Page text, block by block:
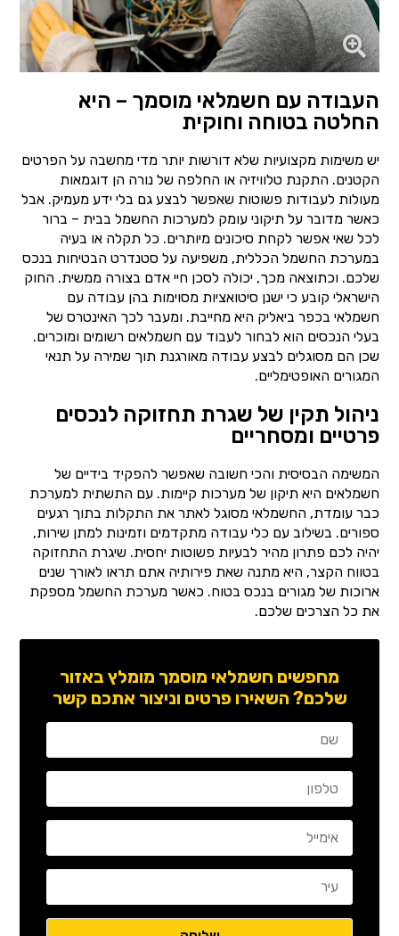
העבודה עם חשמלאי מוסמך – היא
החלטה בטוחה וחוקית
יש משימות מקצועיות שלא דורשות יותר מדי מחשבה על הפרטים
הקטנים. התקנת טלוויזיה או החלפה של נורה הן דוגמאות
מעולות לעבודות פשוטות שאפשר לבצע גם בלי ידע מעמיק. אבל
כאשר מדובר על תיקוני עומק למערכות החשמל בבית – ברור
לכל שאי אפשר לקחת סיכונים מיותרים. כל תקלה או בעיה
במערכת החשמל הכללית, משפיעה על סטנדרט הבטיחות בנכס
שלכם. וכתוצאה מכך, יכולה לסכן חיי אדם בצורה ממשית. החוק
הישראלי קובע כי ישנן סיטואציות מסוימות בהן עבודה עם
חשמלאי בכפר ביאליק היא מחייבת. ומעבר לכך האינטרס של
בעלי הנכסים הוא לבחור לעבוד עם חשמלאים רשומים ומוכרים.
שכן הם מסוגלים לבצע עבודה מאורגנת תוך שמירה על תנאי
המגורים האופטימליים.
ניהול תקין של שגרת תחזוקה לנכסים
פרטיים ומסחריים
המשימה הבסיסית והכי חשובה שאפשר להפקיד בידיים של
חשמלאים היא תיקון של מערכות קיימות. עם התשתית למערכת
כבר עומדת, החשמלאי מסוגל לאתר את התקלות בתוך רגעים
ספורים. בשילוב עם כלי עבודה מתקדמים וזמינות למתן שירות,
יהיה לכם פתרון מהיר לבעיות פשוטות יחסית. שיגרת התחזוקה
בטווח הקצר, היא מתנה שאת פירותיה אתם תראו לאורך שנים
ארוכות של מגורים בנכס בטוח. כאשר מערכת החשמל מספקת
את כל הצרכים שלכם.
מחפשים חשמלאי מוסמך מומלץ באזור
שלכם? השאירו פרטים וניצור אתכם קשר